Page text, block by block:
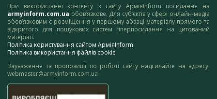
При використанні контенту з сайту АрміяInform посилання на
armyinform.com.ua обов’язкове. Для суб’єктів у сфері онлайн-медіа
обов’язковим є розміщення у першому абзаці матеріалу прямого та
відкритого для пошукових систем гіперпосилання на цитований
матеріал.
Політика користування сайтом АрміяInform
Політика використання файлів cookie
Зауваження та пропозиції по роботі сайту надсилайте на адресу:
webmaster@armyinform.com.ua